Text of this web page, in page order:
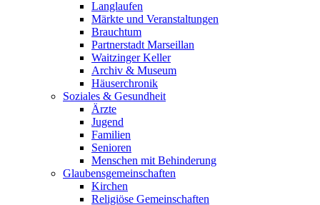
Langlaufen
Märkte und Veranstaltungen
Brauchtum
Partnerstadt Marseillan
Waitzinger Keller
Archiv & Museum
Häuserchronik
Soziales & Gesundheit
Ärzte
Jugend
Familien
Senioren
Menschen mit Behinderung
Glaubensgemeinschaften
Kirchen
Religiöse Gemeinschaften